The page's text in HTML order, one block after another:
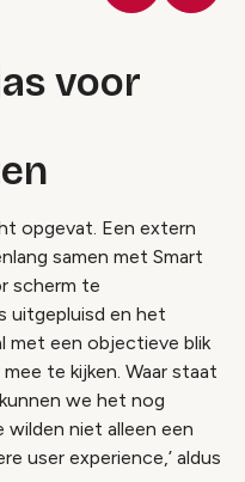
voor
opgevat. Een extern
samen met Smart
scherm te
uitgepluisd en het
met een objectieve blik
te kijken. Waar staat
we het nog
wilden niet alleen een
user experience,’ aldus